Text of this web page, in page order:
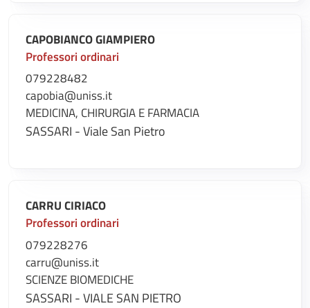
CAPOBIANCO GIAMPIERO
Professori ordinari
079228482
capobia@uniss.it
MEDICINA, CHIRURGIA E FARMACIA
SASSARI - Viale San Pietro
CARRU CIRIACO
Professori ordinari
079228276
carru@uniss.it
SCIENZE BIOMEDICHE
SASSARI - VIALE SAN PIETRO